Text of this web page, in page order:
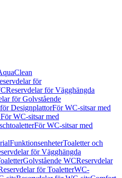
för
Reservdelar för Vägghängda
för Golvstående
DesignplattorFör WC-sitsar med
WC-sitsar med
För WC-sitsar med
FunktionsenheterToaletter och
för Vägghängda
Golvstående WCReservdelar
för ToaletterWC-